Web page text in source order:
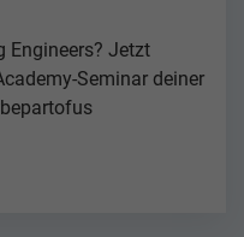
Engineers? Jetzt
Seminar deiner